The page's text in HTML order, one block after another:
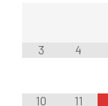
3 4
10 11